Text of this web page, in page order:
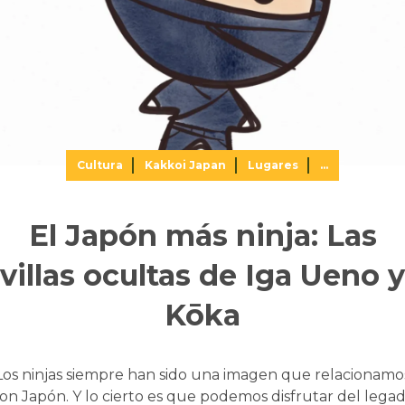
Cultura Kakkoi Japan Lugares ...
El Japón más ninja: Las
villas ocultas de Iga Ueno y
Kōka
ninjas siempre han sido una imagen que
Japón. Y lo cierto es que podemos disfrutar del